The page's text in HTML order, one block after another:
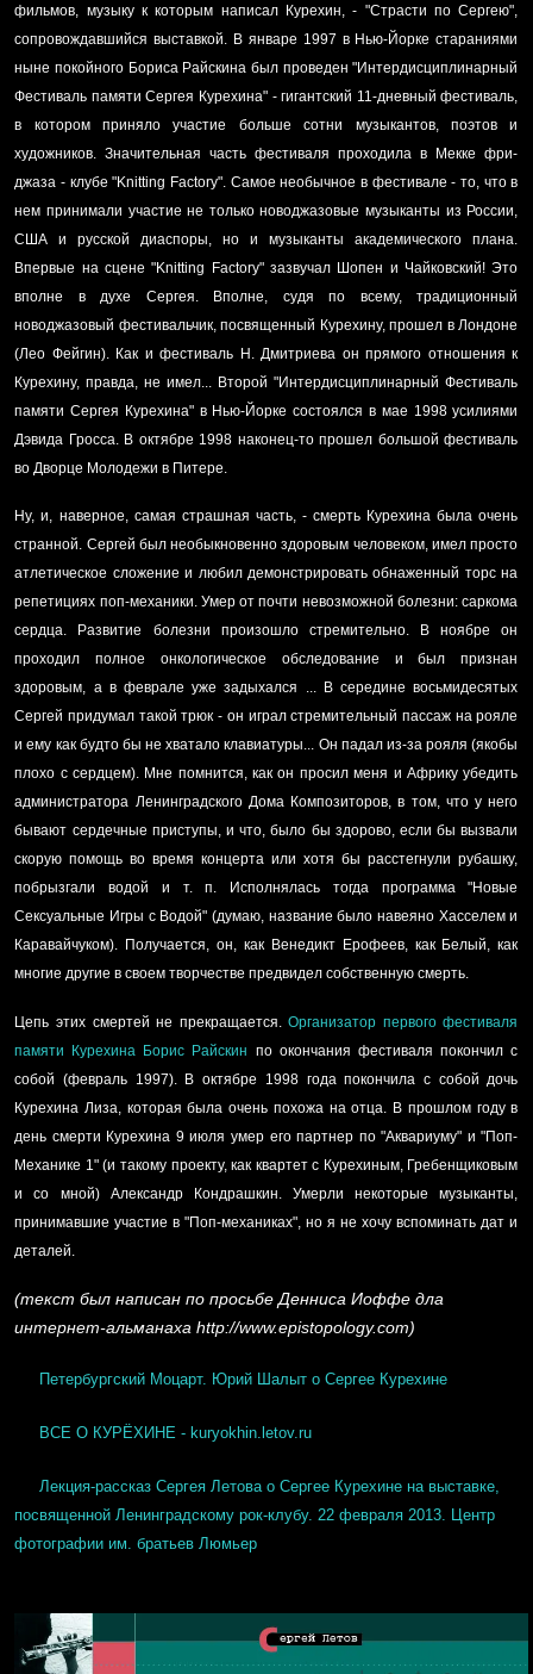
фильмов, музыку к которым написал Курехин, - "Страсти по Сергею",
сопровождавшийся выставкой. В январе 1997 в Нью-Йорке стараниями
ныне покойного Бориса Райскина был проведен "Интердисциплинарный
Фестиваль памяти Сергея Курехина" - гигантский 11-дневный фестиваль,
в котором приняло участие больше сотни музыкантов, поэтов и
художников. Значительная часть фестиваля проходила в Мекке фри-
джаза - клубе "Knitting Factory". Самое необычное в фестивале - то, что в
нем принимали участие не только новоджазовые музыканты из России,
США и русской диаспоры, но и музыканты академического плана.
Впервые на сцене "Knitting Factory" зазвучал Шопен и Чайковский! Это
вполне в духе Сергея. Вполне, судя по всему, традиционный
новоджазовый фестивальчик, посвященный Курехину, прошел в Лондоне
(Лео Фейгин). Как и фестиваль Н. Дмитриева он прямого отношения к
Курехину, правда, не имел... Второй "Интердисциплинарный Фестиваль
памяти Сергея Курехина" в Нью-Йорке состоялся в мае 1998 усилиями
Дэвида Гросса. В октябре 1998 наконец-то прошел большой фестиваль
во Дворце Молодежи в Питере.
Ну, и, наверное, самая страшная часть, - смерть Курехина была очень
странной. Сергей был необыкновенно здоровым человеком, имел просто
атлетическое сложение и любил демонстрировать обнаженный торс на
репетициях поп-механики. Умер от почти невозможной болезни: саркома
сердца. Развитие болезни произошло стремительно. В ноябре он
проходил полное онкологическое обследование и был признан
здоровым, а в феврале уже задыхался ... В середине восьмидесятых
Сергей придумал такой трюк - он играл стремительный пассаж на рояле
и ему как будто бы не хватало клавиатуры... Он падал из-за рояля (якобы
плохо с сердцем). Мне помнится, как он просил меня и Африку убедить
администратора Ленинградского Дома Композиторов, в том, что у него
бывают сердечные приступы, и что, было бы здорово, если бы вызвали
скорую помощь во время концерта или хотя бы расстегнули рубашку,
побрызгали водой и т. п. Исполнялась тогда программа "Новые
Сексуальные Игры с Водой" (думаю, название было навеяно Хасселем и
Каравайчуком). Получается, он, как Венедикт Ерофеев, как Белый, как
многие другие в своем творчестве предвидел собственную смерть.
Цепь этих смертей не прекращается.Организатор первого фестиваля
памяти Курехина Борис Райскин по окончания фестиваля покончил с
собой (февраль 1997). В октябре 1998 года покончила с собой дочь
Курехина Лиза, которая была очень похожа на отца. В прошлом году в
день смерти Курехина 9 июля умер его партнер по "Аквариуму" и "Поп-
Механике 1" (и такому проекту, как квартет с Курехиным, Гребенщиковым
и со мной) Александр Кондрашкин. Умерли некоторые музыканты,
принимавшие участие в "Поп-механиках", но я не хочу вспоминать дат и
деталей.
(текст был написан по просьбе Денниса Иоффе дла
интернет-альманаха http://www.epistopology.com)
Петербургский Моцарт. Юрий Шалыт о Сергее Курехине
ВСЕ О КУРЁХИНЕ - kuryokhin.letov.ru
Лекция-рассказ Сергея Летова о Сергее Курехине на выставке,
посвященной Ленинградскому рок-клубу. 22 февраля 2013. Центр
фотографии им. братьев Люмьер